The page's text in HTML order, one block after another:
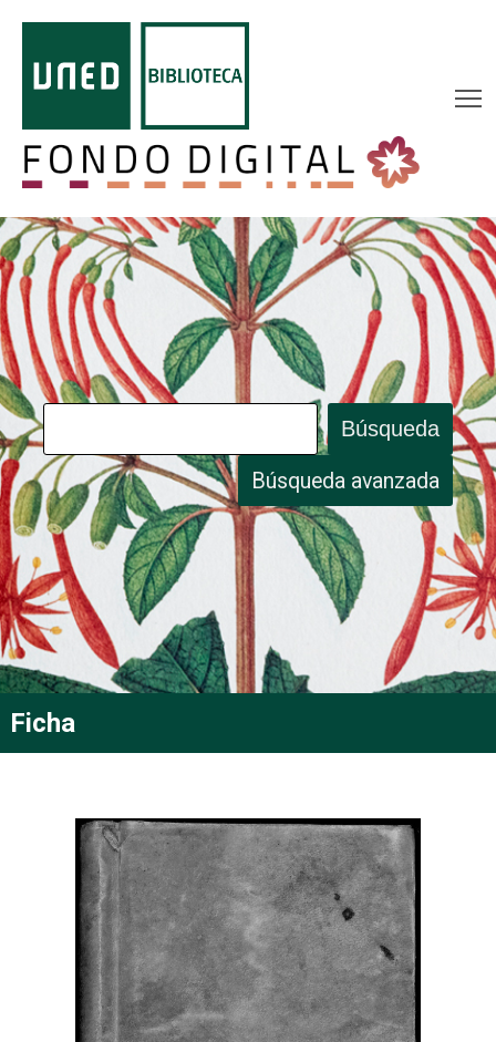
Búsqueda
Búsqueda avanzada
Ficha